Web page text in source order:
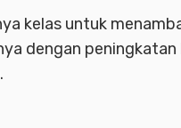
kelas untuk
dengan